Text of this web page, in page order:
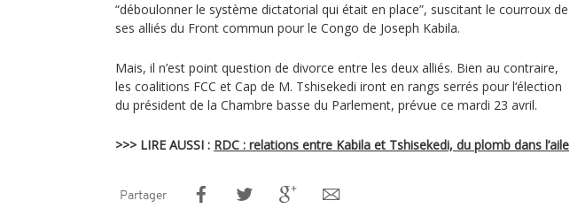
“déboulonner le système dictatorial qui était en place”, suscitant le courroux de
ses alliés du Front commun pour le Congo de Joseph Kabila.
Mais, il n’est point question de divorce entre les deux alliés. Bien au contraire,
les coalitions FCC et Cap de M. Tshisekedi iront en rangs serrés pour l‘élection
du président de la Chambre basse du Parlement, prévue ce mardi 23 avril.
>>> LIRE AUSSI : RDC : relations entre Kabila et Tshisekedi, du plomb dans l’aile
Partager